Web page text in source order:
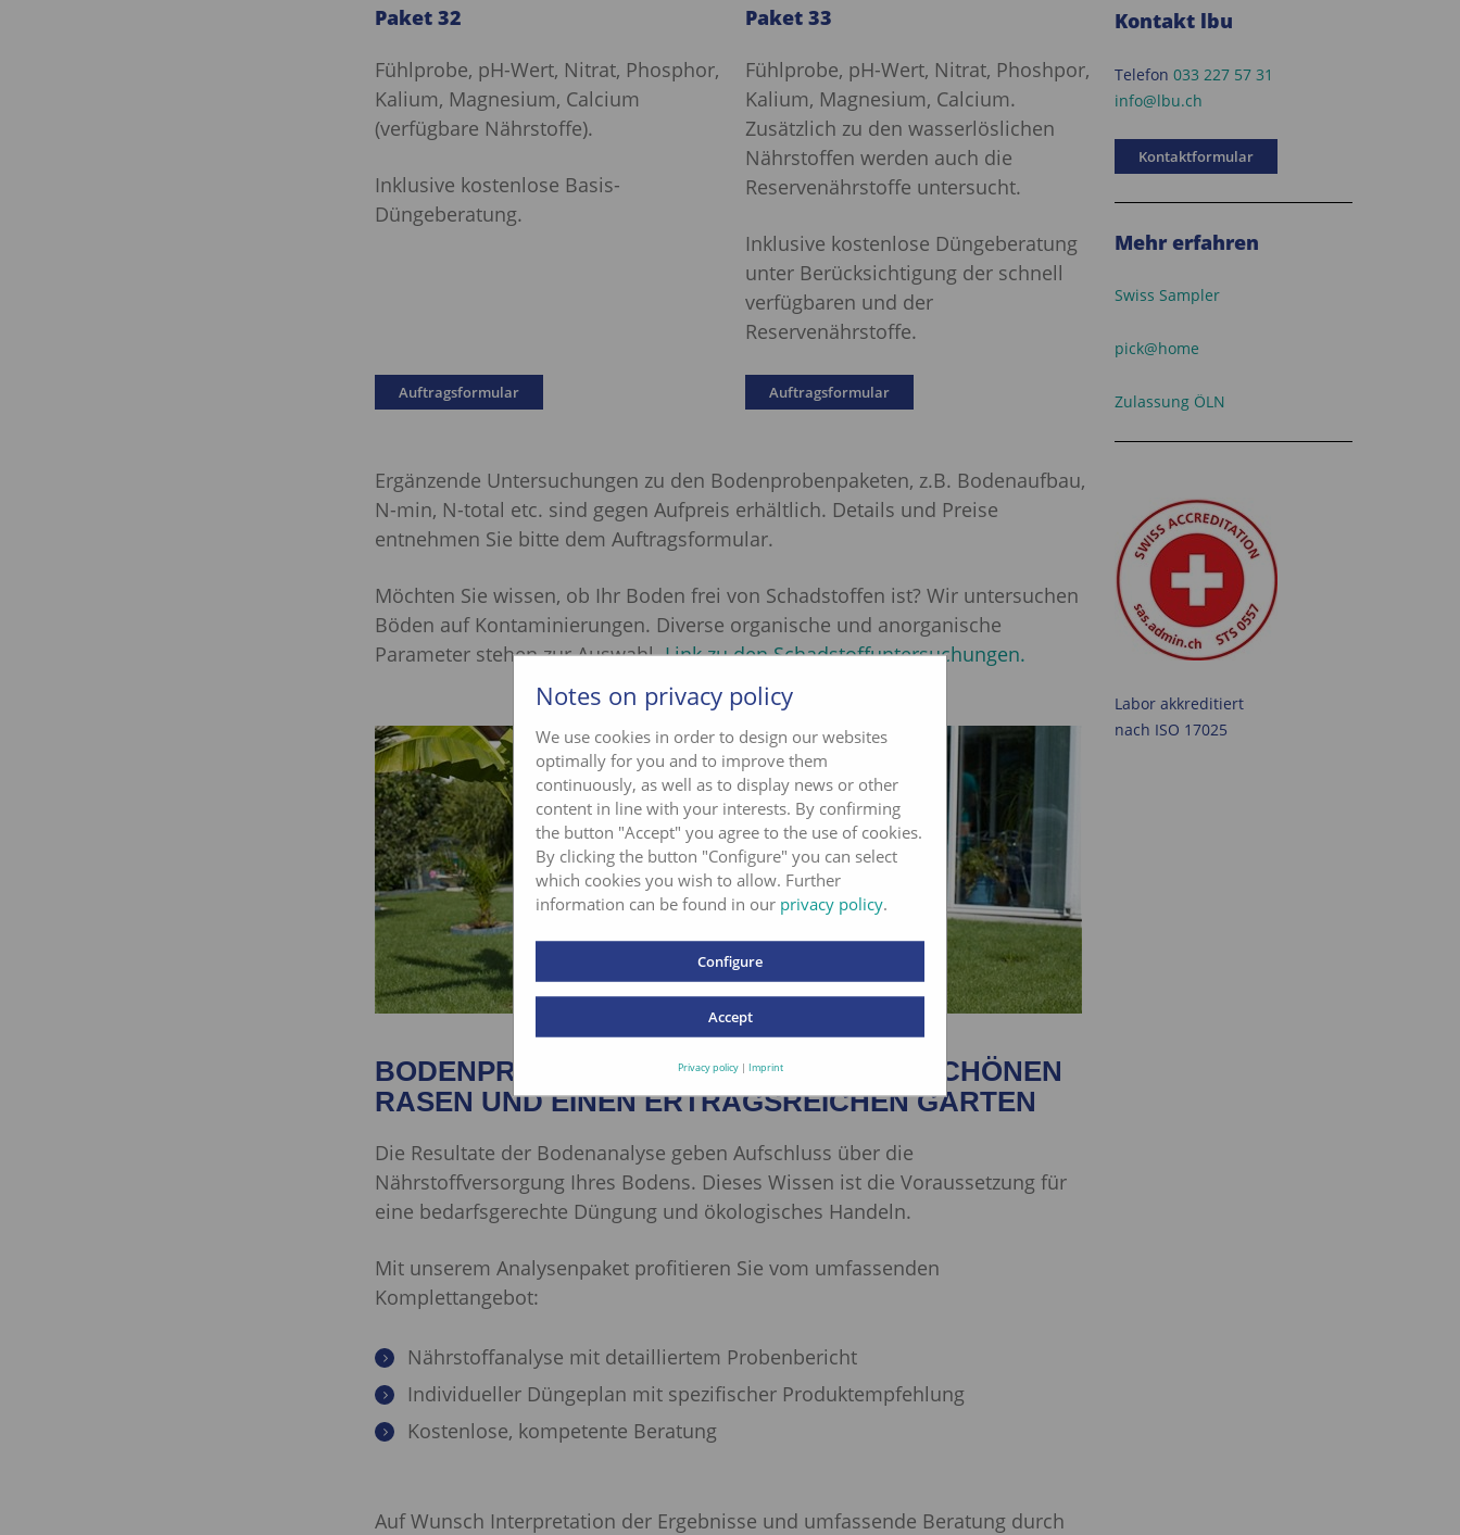
Paket 32
Fühlprobe, pH-Wert, Nitrat, Phosphor,
Kalium, Magnesium, Calcium
(verfügbare Nährstoffe).
Inklusive kostenlose Basis-
Düngeberatung.
Paket 33
Fühlprobe, pH-Wert, Nitrat, Phoshpor,
Kalium, Magnesium, Calcium.
Zusätzlich zu den wasserlöslichen
Nährstoffen werden auch die
Reservenährstoffe untersucht.
Inklusive kostenlose Düngeberatung
unter Berücksichtigung der schnell
verfügbaren und der
Reservenährstoffe.
Auftragsformular Auftragsformular
Ergänzende Untersuchungen zu den Bodenprobenpaketen, z.B. Bodenaufbau,
N-min, N-total etc. sind gegen Aufpreis erhältlich. Details und Preise
entnehmen Sie bitte dem Auftragsformular.
Möchten Sie wissen, ob Ihr Boden frei von Schadstoffen ist? Wir untersuchen
Böden auf Kontaminierungen. Diverse organische und anorganische
Parameter stehen zur Auswahl.Link zu den Schadstoffuntersuchungen.
BODENPROBEN ALS BASIS FÜR EINEN SCHÖNEN
RASEN UND EINEN ERTRAGSREICHEN GARTEN
Die Resultate der Bodenanalyse geben Aufschluss über die
Nährstoffversorgung Ihres Bodens. Dieses Wissen ist die Voraussetzung für
eine bedarfsgerechte Düngung und ökologisches Handeln.
Mit unserem Analysenpaket profitieren Sie vom umfassenden
Komplettangebot:
Nährstoffanalyse mit detailliertem Probenbericht
Individueller Düngeplan mit spezifischer Produktempfehlung
Kostenlose, kompetente Beratung
Auf Wunsch Interpretation der Ergebnisse und umfassende Beratung durch
Kontakt lbu
Telefon033 227 57 31
info@lbu.ch
Kontaktformular
Mehr erfahren
Swiss Sampler
pick@home
Zulassung ÖLN
Labor akkreditiert
nach ISO 17025
Notes on privacy policy
We use cookies in order to design our websites
optimally for you and to improve them
continuously, as well as to display news or other
content in line with your interests. By confirming
the button "Accept" you agree to the use of cookies.
By clicking the button "Configure" you can select
which cookies you wish to allow. Further
information can be found in our privacy policy.
Configure
Accept
Privacy policy| Imprint